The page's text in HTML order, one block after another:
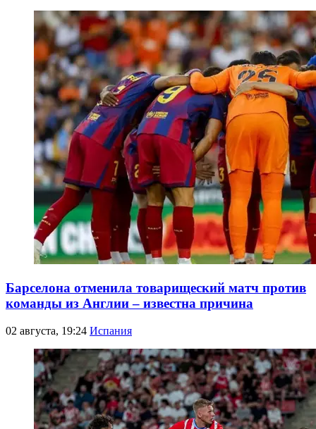
Барселона отменила товарищеский матч против
команды из Англии – известна причина
02 августа, 19:24 Испания